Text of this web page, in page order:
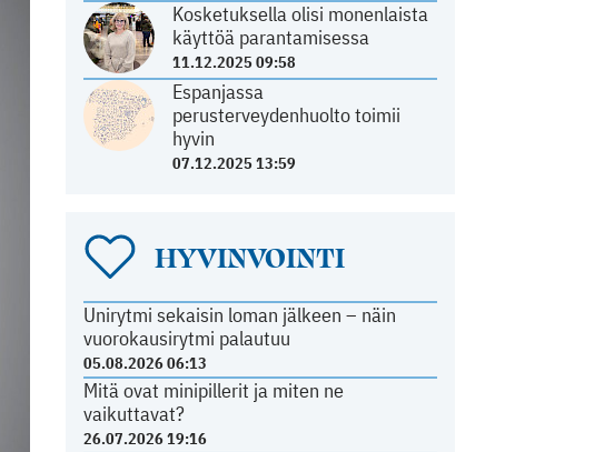
Kosketuksella olisi monenlaista
käyttöä parantamisessa
11.12.2025 09:58
Espanjassa
perusterveydenhuolto toimii
hyvin
07.12.2025 13:59
HYVINVOINTI
Unirytmi sekaisin loman jälkeen – näin
vuorokausirytmi palautuu
05.08.2026 06:13
Mitä ovat minipillerit ja miten ne
vaikuttavat?
26.07.2026 19:16